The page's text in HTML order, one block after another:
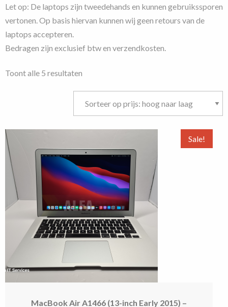
Let op: De laptops zijn tweedehands en kunnen gebruikssporen
vertonen. Op basis hiervan kunnen wij geen retours van de
laptops accepteren.
Bedragen zijn exclusief btw en verzendkosten.
Toont alle 5 resultaten
Sale!
MacBook Air A1466 (13-inch Early 2015) –